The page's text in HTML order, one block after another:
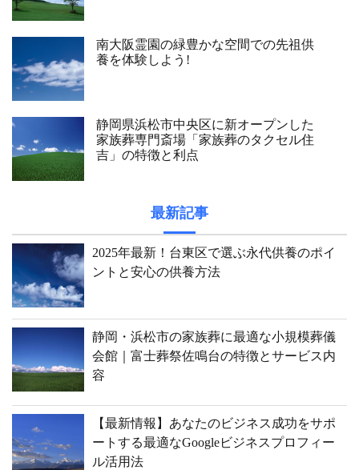
南大阪霊園の緑豊かな空間での先祖供
養を体験しよう!
静岡県浜松市中央区に新オープンした
家族葬専門斎場「家族葬のタクセル住
吉」の特徴と利点
最新記事
2025年最新！台東区で選ぶ永代供養のポイ
ントと安心の供養方法
静岡・浜松市の家族葬に最適な小規模葬儀
会館｜富士葬祭佐鳴台の特徴とサービス内
容
【最新情報】あなたのビジネス成功をサポ
ートする最適なGoogleビジネスプロフィー
ル活用法